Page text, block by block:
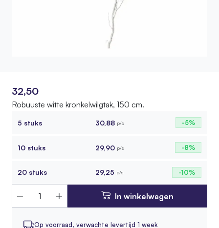
32,50
Robuuste witte kronkelwilgtak, 150 cm.
5 stuks 30,88 p/s -5%
10 stuks 29,90 p/s -8%
20 stuks 29,25 p/s -10%
In winkelwagen
Op voorraad, verwachte levertijd 1 week